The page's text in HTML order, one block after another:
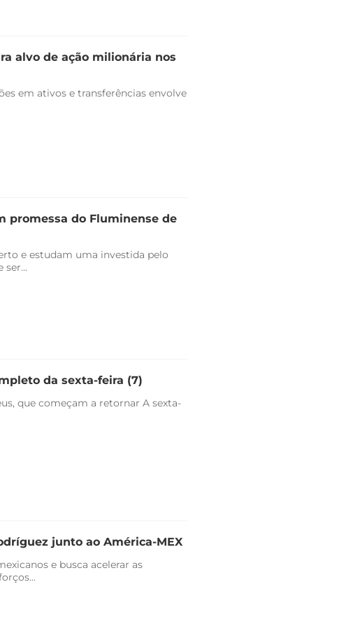
alvo de ação milionária nos
em ativos e transferências envolve
promessa do Fluminense de
e estudam uma investida pelo
ser...
da sexta-feira (7)
que começam a retornar A sexta-
junto ao América-MEX
e busca acelerar as